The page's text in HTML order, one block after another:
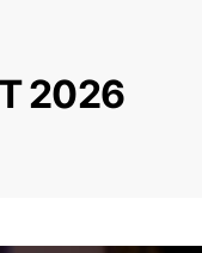
2026